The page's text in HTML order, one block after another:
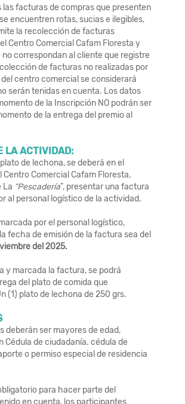
las facturas de compras que presenten
encuentren rotas, sucias e ilegibles,
la recolección de facturas
Centro Comercial Cafam Floresta y
no correspondan al cliente que registre
de facturas no realizadas por
centro comercial se considerará
serán tenidas en cuenta. Los datos
de la Inscripción NO podrán ser
de la entrega del premio al
LA ACTIVIDAD:
de lechona, se deberá en el
Centro Comercial Cafam Floresta,
La “Pescadería”, presentar una factura
al personal logístico de la actividad.
por el personal logístico,
fecha de emisión de la factura sea del
del 2025.
y marcada la factura, se podrá
del plato de comida que
(1) plato de lechona de 250 grs.
deberán ser mayores de edad,
Cédula de ciudadanía. cédula de
o permiso especial de residencia
para hacer parte del
en cuenta, los participantes